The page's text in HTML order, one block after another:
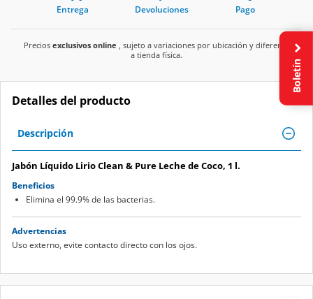
Entrega Devoluciones Pago
Precios exclusivos online , sujeto a variaciones por ubicación y diferente
a tienda física.
Detalles del producto
Descripción
Jabón Líquido Lirio Clean & Pure Leche de Coco, 1 l.
Beneficios
Elimina el 99.9% de las bacterias.
Advertencias
Uso externo, evite contacto directo con los ojos.
Boletín